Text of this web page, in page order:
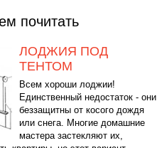
почитать
ЛОДЖИЯ ПОД
ТЕНТОМ
Всем хороши лоджии!
Единственный недостаток - они
беззащитны от косого дождя
или снега. Многие домашние
мастера застекляют их,